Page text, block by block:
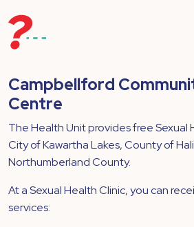
Campbellford
Centre
The Health Unit provides free Sexual
City of Kawartha Lakes, County of
Northumberland County.
At a Sexual Health Clinic, you can
services: